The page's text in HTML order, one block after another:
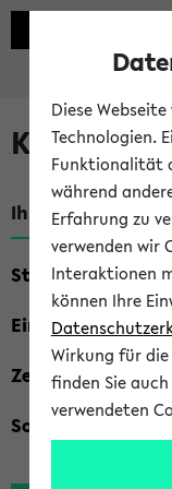
Ihre
Studienfach
Einrichtung
Zeiten
Sonstiges
Diese
Technologien.
Funktionalität
während
Erfahrung zu
verwenden wir
Interaktionen
können Ihre
Wirkung für
finden Sie
verwendeten